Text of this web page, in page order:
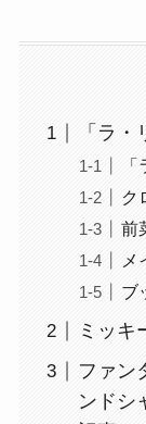
「ラ
ク
前
メ
ブ
ミッキ
ファン
ンドシ